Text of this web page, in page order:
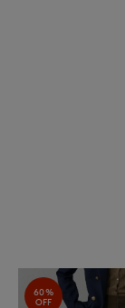
60%
OFF